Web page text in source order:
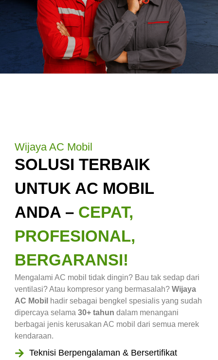
Wijaya AC Mobil
SOLUSI TERBAIK
UNTUK AC MOBIL
ANDA – CEPAT,
PROFESIONAL,
BERGARANSI!
Mengalami AC mobil tidak dingin? Bau tak sedap dari
ventilasi? Atau kompresor yang bermasalah? Wijaya
AC Mobil hadir sebagai bengkel spesialis yang sudah
dipercaya selama 30+ tahun dalam menangani
berbagai jenis kerusakan AC mobil dari semua merek
kendaraan.
Teknisi Berpengalaman & Bersertifikat